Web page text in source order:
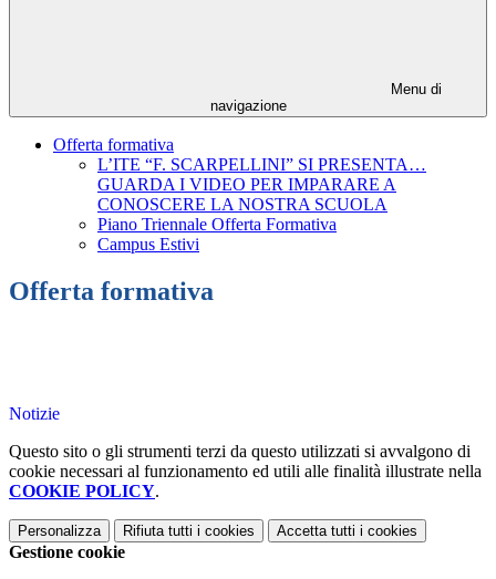
Menu di
navigazione
Offerta formativa
L’ITE “F. SCARPELLINI” SI PRESENTA…
GUARDA I VIDEO PER IMPARARE A
CONOSCERE LA NOSTRA SCUOLA
Piano Triennale Offerta Formativa
Campus Estivi
Offerta formativa
Notizie
Questo sito o gli strumenti terzi da questo utilizzati si avvalgono di
cookie necessari al funzionamento ed utili alle finalità illustrate nella
COOKIE POLICY.
Personalizza Rifiuta tutti i cookies Accetta tutti i cookies
Gestione cookie